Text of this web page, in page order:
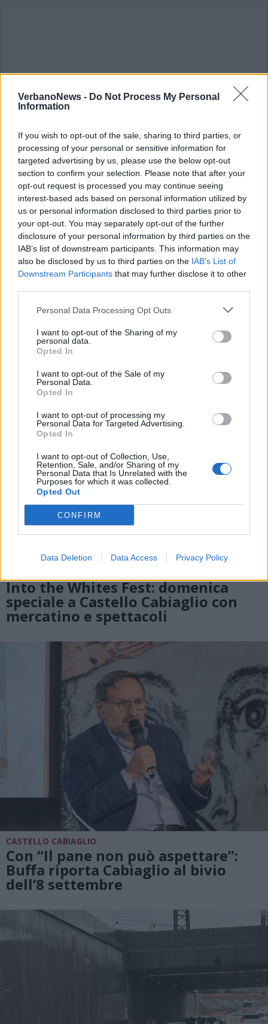
VerbanoNews - Do Not Process My Personal
Information
If you wish to opt-out of the sale, sharing to third parties, or
processing of your personal or sensitive information for
targeted advertising by us, please use the below opt-out
section to confirm your selection. Please note that after your
opt-out request is processed you may continue seeing
interest-based ads based on personal information utilized by
us or personal information disclosed to third parties prior to
your opt-out. You may separately opt-out of the further
disclosure of your personal information by third parties on the
IAB’s list of downstream participants. This information may
also be disclosed by us to third parties on the IAB’s List of
Downstream Participants that may further disclose it to other
Personal Data Processing Opt Outs
I want to opt-out of the Sharing of my
personal data.
Opted In
I want to opt-out of the Sale of my
Personal Data.
Opted In
I want to opt-out of processing my
Personal Data for Targeted Advertising.
Opted In
I want to opt-out of Collection, Use,
Retention, Sale, and/or Sharing of my
Personal Data that Is Unrelated with the
Purposes for which it was collected.
Opted Out
CONFIRM
Data Deletion Data Access Privacy Policy
CUVEGLIO
“Amiamo le nostre valli”: una
giornata dedicata alla pulizia e al
rispetto dell’ambiente nelle Valli
del Verbano
Into the Whites Fest: domenica
speciale a Castello Cabiaglio con
mercatino e spettacoli
CASTELLO CABIAGLIO
Con “Il pane non può aspettare”:
Buffa riporta Cabiaglio al bivio
dell’8 settembre